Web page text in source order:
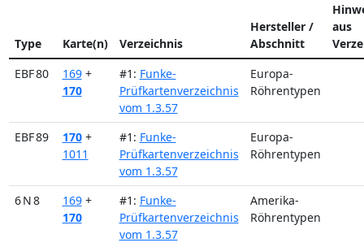
Type Karte(n) Verzeichnis
Hersteller /
Abschnitt
aus
EBF 80
169 +
170
#1: Funke-
Prüfkartenverzeichnis
vom 1.3.57
Europa-
Röhrentypen
EBF 89 170 +
1011
#1: Funke-
Prüfkartenverzeichnis
vom 1.3.57
Europa-
Röhrentypen
6 N 8 169 +
170
#1: Funke-
Prüfkartenverzeichnis
vom 1.3.57
Amerika-
Röhrentypen